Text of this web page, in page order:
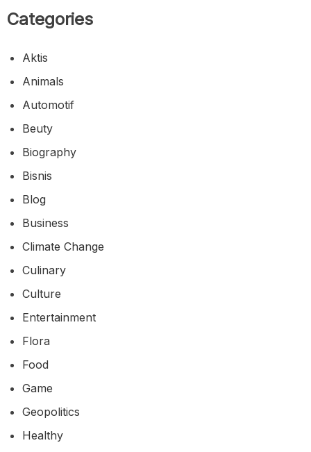
Categories
Aktis
Animals
Automotif
Beuty
Biography
Bisnis
Blog
Business
Climate Change
Culinary
Culture
Entertainment
Flora
Food
Game
Geopolitics
Healthy